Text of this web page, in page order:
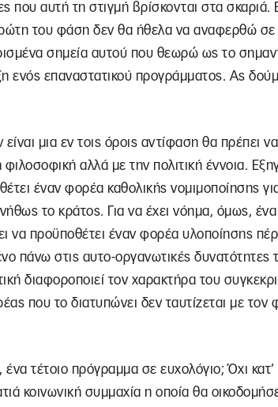
που αυτή τη στιγμή βρίσκονται στα σκαριά.
του φάση δεν θα ήθελα να αναφερθώ σε
σημεία αυτού που θεωρώ ως το
ενός επαναστατικού προγράμματος. Ας
μια εν τοις όροις αντίφαση θα πρέπει
φιλοσοφική αλλά με την πολιτική έννοια.
έναν φορέα καθολικής νομιμοποίησης
το κράτος. Για να έχει νόημα, όμως, ένα
να προϋποθέτει έναν φορέα υλοποίησης
πάνω στις αυτο-οργανωτικές δυνατότητες
διαφοροποιεί τον χαρακτήρα του
που το διατυπώνει δεν ταυτίζεται με τον
τέτοιο πρόγραμμα σε ευχολόγιο; Όχι
κοινωνική συμμαχία η οποία θα